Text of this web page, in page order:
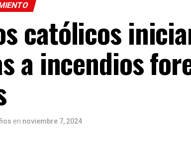
católicos
a incendios
en noviembre 7, 2024